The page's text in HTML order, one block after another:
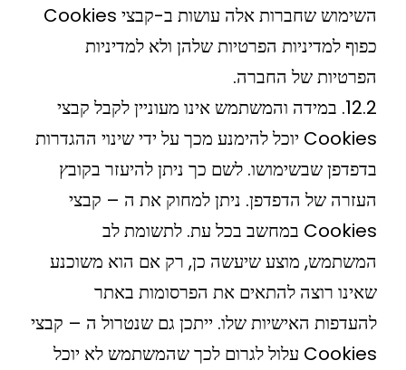
השימוש שחברות אלה עושות ב-קבצי Cookies
כפוף למדיניות הפרטיות שלהן ולא למדיניות
הפרטיות של החברה.
12.2. במידה והמשתמש אינו מעוניין לקבל קבצי
Cookies יוכל להימנע מכך על ידי שינוי ההגדרות
בדפדפן שבשימושו. לשם כך ניתן להיעזר בקובץ
העזרה של הדפדפן. ניתן למחוק את ה – קבצי
Cookies במחשב בכל עת. לתשומת לב
המשתמש, מוצע שיעשה כן, רק אם הוא משוכנע
שאינו רוצה להתאים את הפרסומות באתר
להעדפות האישיות שלו. ייתכן גם שנטרול ה – קבצי
Cookies עלול לגרום לכך שהמשתמש לא יוכל